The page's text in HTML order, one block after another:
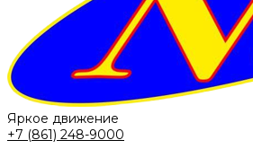
Яркое движение
+7 (861) 248-9000